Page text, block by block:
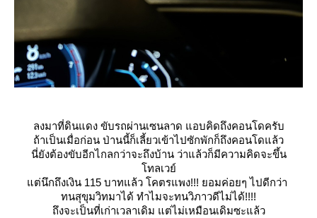
ลงมาที่ดินแดง ขับรถผ่านเซนลาด แอบคิดถึงคอนโดครับ
ถ้าเป็นเมื่อก่อน ป่านนี้ก็เลี้ยวเข้าไปซักพักก็ถึงคอนโดแล้ว
นี่ยังต้องขับอีกไกลกว่าจะถึงบ้าน ว่าแล้วก็มีความคิดจะขึ้น
ทลเวย์
ต่นึกถึงเงิน 115 บาทแล้ว โคตรแพง!!! ยอมค่อยๆ ไปดีกว่า
ทนสุขุมวิทมาได้ ทำไมจะทนวิภาวดีไม่ได้!!!!
ถึงจะเป็นที่เก่าเวลาเดิม แต่ไม่เหมือนเดิมซะแล้ว